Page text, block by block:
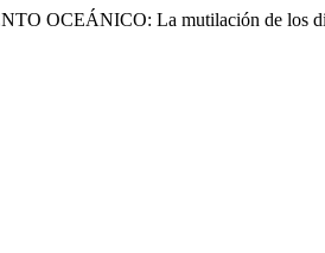
OCEÁNICO: La mutilación de los